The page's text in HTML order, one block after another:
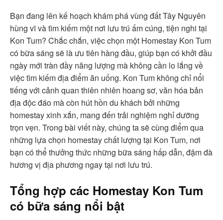
Bạn đang lên kế hoạch khám phá vùng đất Tây Nguyên
hùng vĩ và tìm kiếm một nơi lưu trú ấm cúng, tiện nghi tại
Kon Tum? Chắc chắn, việc chọn một Homestay Kon Tum
có bữa sáng sẽ là ưu tiên hàng đầu, giúp bạn có khởi đầu
ngày mới tràn đầy năng lượng mà không cần lo lắng về
việc tìm kiếm địa điểm ăn uống. Kon Tum không chỉ nổi
tiếng với cảnh quan thiên nhiên hoang sơ, văn hóa bản
địa độc đáo mà còn hút hồn du khách bởi những
homestay xinh xắn, mang đến trải nghiệm nghỉ dưỡng
trọn vẹn. Trong bài viết này, chúng ta sẽ cùng điểm qua
những lựa chọn homestay chất lượng tại Kon Tum, nơi
bạn có thể thưởng thức những bữa sáng hấp dẫn, đậm đà
hương vị địa phương ngay tại nơi lưu trú.
Tổng hợp các Homestay Kon Tum
có bữa sáng nổi bật